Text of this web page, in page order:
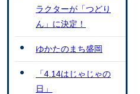
ラクターが「つどり
ん」に決定！
ゆかたのまち盛岡
「4.14はじゃじゃの
日」